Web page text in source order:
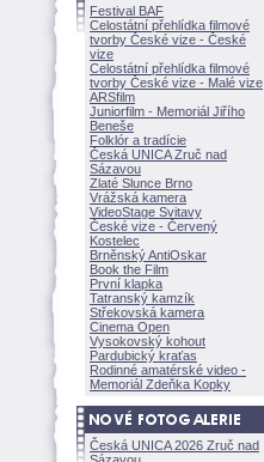
Festival BAF
Celostátní přehlídka filmové
tvorby České vize - České
vize
Celostátní přehlídka filmové
tvorby České vize - Malé vize
ARSfilm
Juniorfilm - Memoriál Jiřího
Beneše
Folklór a tradície
Česká UNICA Zruč nad
Sázavou
Zlaté Slunce Brno
Vrážská kamera
VideoStage Svitavy
České vize - Červený
Kostelec
Brněnský AntiOskar
Book the Film
První klapka
Tatranský kamzík
Střekovská kamera
Cinema Open
Vysokovský kohout
Pardubický kraťas
Rodinné amatérské video -
Memoriál Zdeňka Kopky
Česká UNICA 2026 Zruč nad